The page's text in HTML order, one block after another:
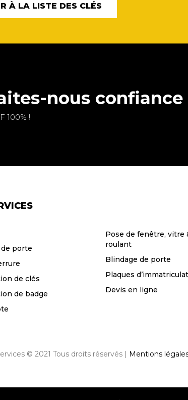
À LA LISTE DES CLÉS
nous confiance
100% !
porte
de clés
de badge
Pose de fenêtre, vitre
roulant
Blindage de porte
Plaques
Devis en ligne
© 2021 Tous droits réservés | Mentions